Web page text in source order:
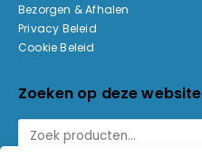
Bezorgen & Afhalen
Privacy Beleid
Cookie Beleid
Zoeken op deze website